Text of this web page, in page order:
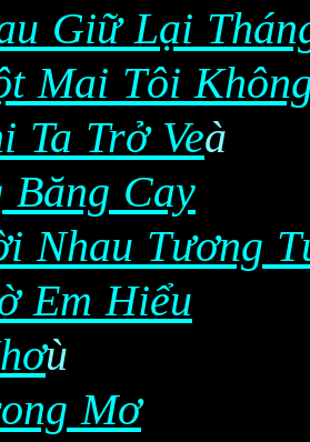
Giữ Lại
Mai Tôi
Ta Trở Veà
Băng Cay
Nhau Tương
Em Hiểu
ù
Mơ